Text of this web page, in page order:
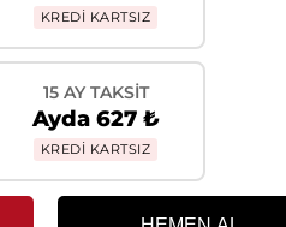
KREDİ KARTSIZ
15 AY TAKSIT
Ayda 627 ₺
KREDİ KARTSIZ